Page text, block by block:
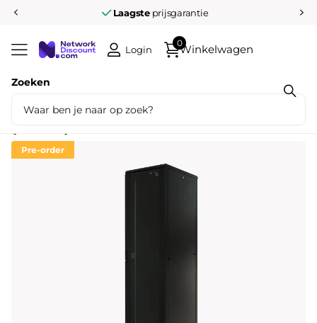
Laagsteprijsgarantie
Zoeken
Login Winkelwagen
0
Deel dit product
42U serverkast met glazen voordeur
Pre-order